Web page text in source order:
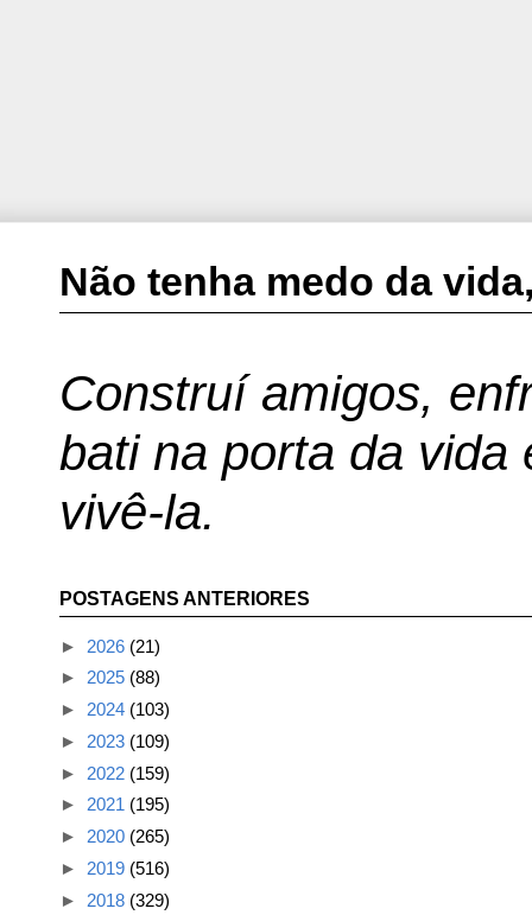
Não tenha medo da
Construí amigos,
bati na porta da vida
vivê-la.
POSTAGENS ANTERIORES
► 2026 (21)
► 2025 (88)
► 2024 (103)
► 2023 (109)
► 2022 (159)
► 2021 (195)
► 2020 (265)
► 2019 (516)
► 2018 (329)